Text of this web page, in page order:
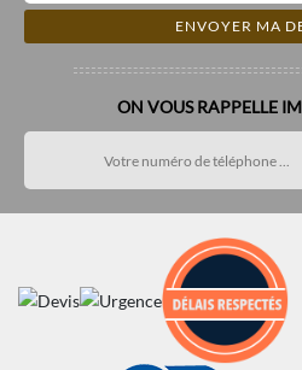
ON VOUS RAPPELLE